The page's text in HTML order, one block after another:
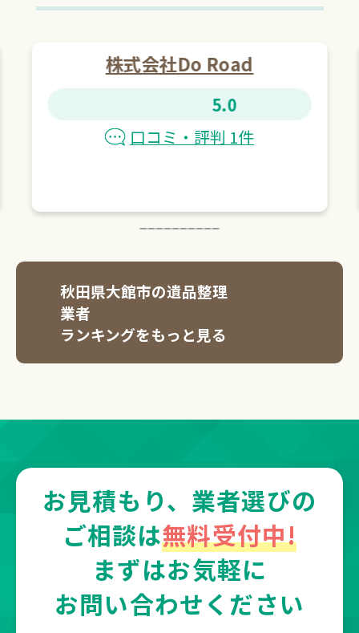
株式会社Do Road
5.0
口コミ・評判 1件
秋田県大館市の遺品整理
業者
ランキングをもっと見る
お見積もり、業者選びの
ご相談は無料受付中!
まずはお気軽に
お問い合わせください